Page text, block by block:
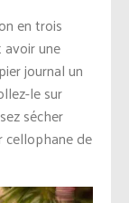
en trois
une
journal un
le sur
sécher
de